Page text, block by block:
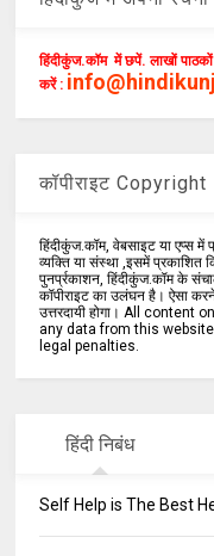
हिंदीकुंज.कॉम में छपें. लाखों
करें :
कॉपीराइट Copyright
हिंदीकुंज.कॉम, वेबसाइट या एप्स में
व्यक्ति या संस्था ,इसमें
पुनर्प्रकाशन, हिंदीकुंज.कॉम के
कॉपीराइट का उलंघन है। ऐसा
उत्तरदायी होगा। All
any data from this
legal penalties.
हिंदी निबंध
Self Help is The Best